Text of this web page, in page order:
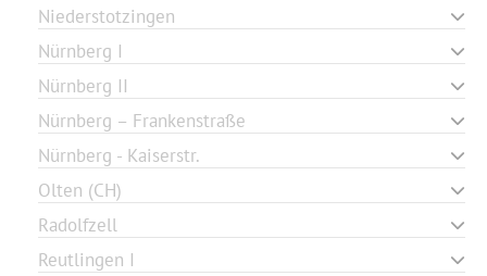
Niederstotzingen
Nürnberg I
Nürnberg II
Nürnberg – Frankenstraße
Nürnberg - Kaiserstr.
Olten (CH)
Radolfzell
Reutlingen I